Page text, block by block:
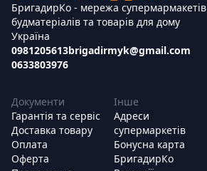
БригадирКо - мережа супермармакетів
будматеріалів та товарів для дому
Україна
0981205613
0633803976
brigadirmyk@gmail.com
Документи
Гарантія та сервіс
Доставка товару
Оплата
Оферта
Інше
Адреси
супермаркетів
Бонусна карта
БригадирКо